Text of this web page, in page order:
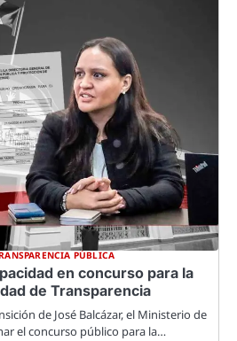
PÚBLICA
en concurso para la
de Transparencia
de José Balcázar, el Ministerio de
el concurso público para la…